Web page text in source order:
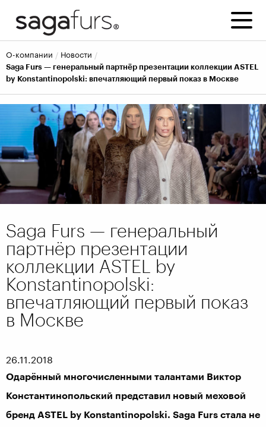
о-компании
новости
Saga Furs — генеральный партнёр презентации коллекции ASTEL
by Konstantinopolski: впечатляющий первый показ в Москве
Saga Furs — генеральный
партнёр презентации
коллекции ASTEL by
Konstantinopolski:
впечатляющий первый показ
в Москве
26.11.2018
Одарённый многочисленными талантами Виктор
Константинопольский представил новый меховой
бренд ASTEL by Konstantinopolski. Saga Furs стала не